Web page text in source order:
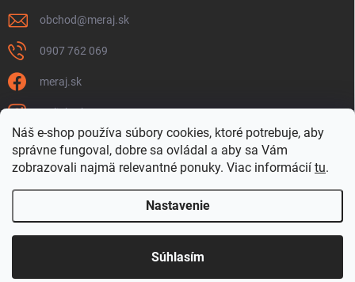
Náš e-shop používa súbory cookies, ktoré potrebuje, aby
správne fungoval, dobre sa ovládal a aby sa Vám
zobrazovali najmä relevantné ponuky. Viac informácií tu.
Nastavenie
Súhlasím
obchod@meraj.sk
0907 762 069
meraj.sk
m_link_sk
https://www.youtube.com/@meraj-sk
@m_link_sk
www.Meraj.sk . Všetky práva vyhradené.